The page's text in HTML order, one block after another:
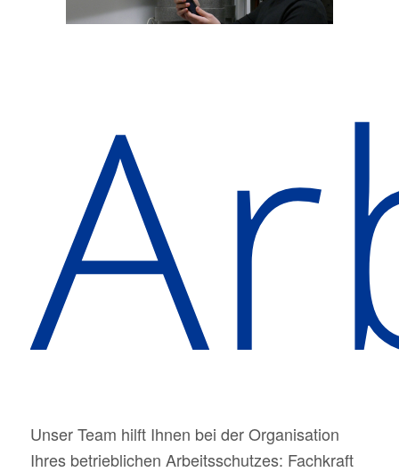
Unser Team hilft Ihnen bei der Organisation
Ihres betrieblichen Arbeitsschutzes: Fachkraft